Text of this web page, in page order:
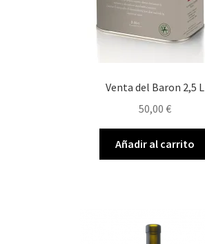
Venta del Baron 2,5 L
50,00 €
Añadir al carrito